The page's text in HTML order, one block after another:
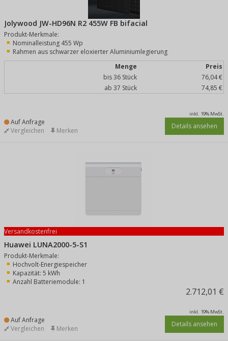
Jolywood JW-HD96N R2 455W FB bifacial
Produkt-Merkmale:
Nominalleistung 455 Wp
Rahmen aus schwarzer eloxierter Aluminiumlegierung
Menge
Preis
bis 36 Stück
76,04 €
ab 37 Stück
74,85 €
inkl. 19% MwSt.
Auf Anfrage Details ansehen
Vergleichen Merken
Versandkostenfrei
Huawei LUNA2000-5-S1
Produkt-Merkmale:
Hochvolt-Energiespeicher
Kapazität: 5 kWh
Anzahl Batteriemodule: 1
2.712,01 €
inkl. 19% MwSt.
Auf Anfrage Details ansehen
Vergleichen Merken